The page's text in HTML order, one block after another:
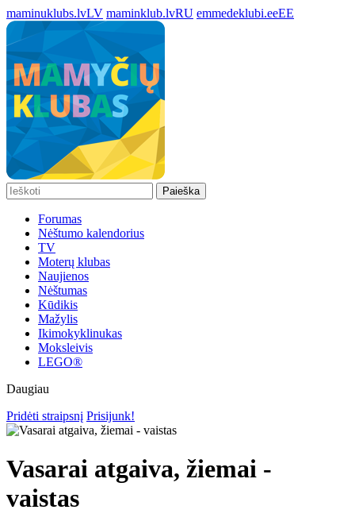
maminuklubs.lvLV maminklub.lvRU emmedeklubi.eeEE
Paieška
Forumas
Nėštumo kalendorius
TV
Moterų klubas
Naujienos
Nėštumas
Kūdikis
Mažylis
Ikimokyklinukas
Moksleivis
LEGO®
Daugiau
Pridėti straipsnį Prisijunk!
Vasarai atgaiva, žiemai -
vaistas